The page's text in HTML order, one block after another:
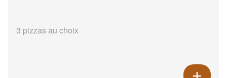
3 pizzas au choix